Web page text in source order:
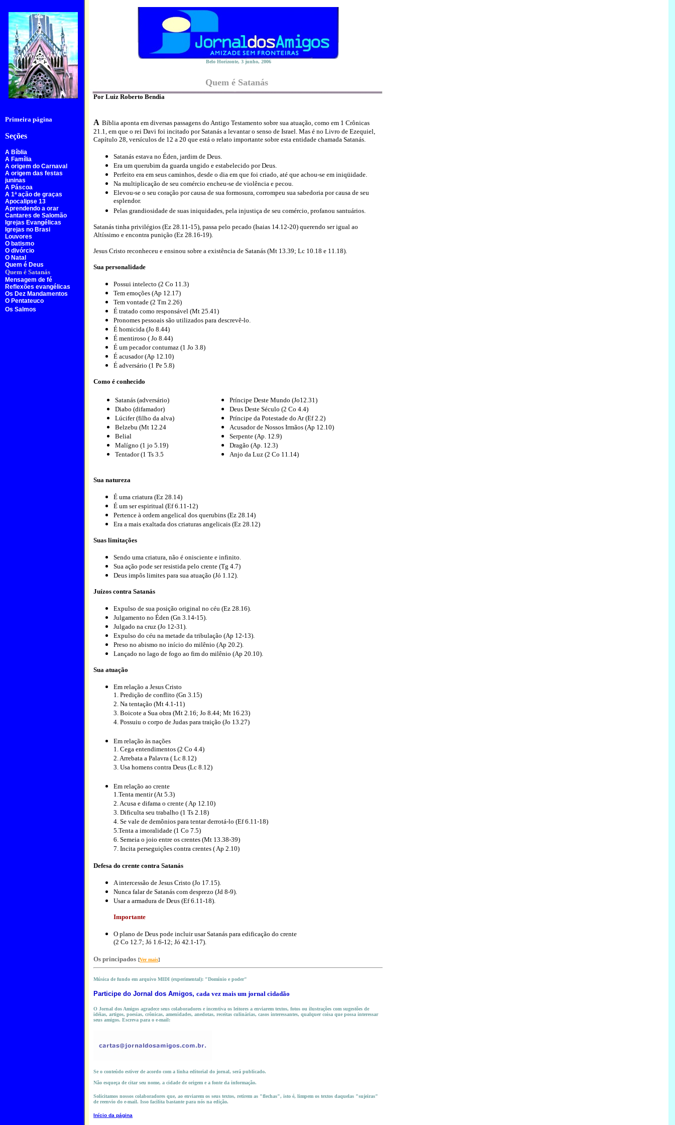
Primeira página
Por Luiz Roberto Bendia
A Bíblia aponta em diversas passagens do Antigo Testamento sobre sua atuação, como em 1 Crônicas
21.1, em que o rei Davi foi incitado por Satanás a levantar o senso de Israel. Mas é no Livro de Ezequiel,
Capítulo 28, versículos de 12 a 20 que está o relato importante sobre esta entidade chamada Satanás.
Satanás estava no Éden, jardim de Deus.
Era um querubim da guarda ungido e estabelecido por Deus.
Perfeito era em seus caminhos, desde o dia em que foi criado, até que achou-se em iniqüidade.
Na multiplicação de seu comércio encheu-se de violência e pecou.
Elevou-se o seu coração por causa de sua formosura, corrompeu sua sabedoria por causa de seu
esplendor.
Pelas grandiosidade de suas iniquidades, pela injustiça de seu comércio, profanou santuários.
Satanás tinha privilégios (Ez 28.11-15), passa pelo pecado (Isaias 14.12-20) querendo ser igual ao
Altíssimo e encontra punição (Ez 28.16-19).
Jesus Cristo reconheceu e ensinou sobre a existência de Satanás (Mt 13.39; Lc 10.18 e 11.18).
Sua personalidade
Possui intelecto (2 Co 11.3)
Tem emoções (Ap 12.17)
Tem vontade (2 Tm 2.26)
É tratado como responsável (Mt 25.41)
Pronomes pessoais são utilizados para descrevê-lo.
É homicida (Jo 8.44)
É mentiroso ( Jo 8.44)
É um pecador contumaz (1 Jo 3.8)
É acusador (Ap 12.10)
É adversário (1 Pe 5.8)
Como é conhecido
Satanás (adversário)
Diabo (difamador)
Lúcifer (filho da alva)
Belzebu (Mt 12.24
Belial
Malígno (1 jo 5.19)
Tentador (1 Ts 3.5
Príncipe Deste Mundo (Jo12.31)
Deus Deste Século (2 Co 4.4)
Príncipe da Potestade do Ar (Ef 2.2)
Acusador de Nossos Irmãos (Ap 12.10)
Serpente (Ap. 12.9)
Dragão (Ap. 12.3)
Anjo da Luz (2 Co 11.14)
Sua natureza
É uma criatura (Ez 28.14)
É um ser espiritual (Ef 6.11-12)
Pertence à ordem angelical dos querubins (Ez 28.14)
Era a mais exaltada dos criaturas angelicais (Ez 28.12)
Suas limitações
Sendo uma criatura, não é onisciente e infinito.
Sua ação pode ser resistida pelo crente (Tg 4.7)
Deus impôs limites para sua atuação (Jó 1.12).
Juízos contra Satanás
Expulso de sua posição original no céu (Ez 28.16).
Julgamento no Éden (Gn 3.14-15).
Julgado na cruz (Jo 12-31).
Expulso do céu na metade da tribulação (Ap 12-13).
Preso no abismo no início do milênio (Ap 20.2).
Lançado no lago de fogo ao fim do milênio (Ap 20.10).
Sua atuação
Em relação a Jesus Cristo
1. Predição de conflito (Gn 3.15)
2. Na tentação (Mt 4.1-11)
3. Boicote a Sua obra (Mt 2.16; Jo 8.44; Mt 16.23)
4. Possuiu o corpo de Judas para traição (Jo 13.27)
Em relação às nações
1. Cega entendimentos (2 Co 4.4)
2. Arrebata a Palavra ( Lc 8.12)
3. Usa homens contra Deus (Lc 8.12)
Em relação ao crente
1.Tenta mentir (At 5.3)
2. Acusa e difama o crente ( Ap 12.10)
3. Dificulta seu trabalho (1 Ts 2.18)
4. Se vale de demônios para tentar derrotá-lo (Ef 6.11-18)
5.Tenta a imoralidade (1 Co 7.5)
6. Semeia o joio entre os crentes (Mt 13.38-39)
7. Incita perseguições contra crentes ( Ap 2.10)
Defesa do crente contra Satanás
A intercessão de Jesus Cristo (Jo 17.15).
Nunca falar de Satanás com desprezo (Jd 8-9).
Usar a armadura de Deus (Ef 6.11-18).
Importante
O plano de Deus pode incluir usar Satanás para edificação do crente
(2 Co 12.7; Jó 1.6-12; Jó 42.1-17).
Os principados [Ver mais]
Música de fundo em arquivo MIDI (experimental): "Domínio e poder"
Participe do Jornal dos Amigos, cada vez mais um jornal cidadão
O Jornal dos Amigos agradece seus colaboradores e incentiva os leitores a enviarem textos, fotos ou ilustrações com sugestões de
idéias, artigos, poesias, crônicas, amenidades, anedotas, receitas culinárias, casos interessantes, qualquer coisa que possa interessar
seus amigos. Escreva para o e-mail:
Se o conteúdo estiver de acordo com a linha editorial do jornal, será publicado.
Não esqueça de citar seu nome, a cidade de origem e a fonte da informação.
Solicitamos nossos colaboradores que, ao enviarem os seus textos, retirem as "flechas", isto é, limpem os textos daquelas "sujeiras"
de reenvio do e-mail. Isso facilita bastante para nós na edição.
Início da página
Seções
A Bíblia
A Família
A origem do Carnaval
A origem das festas
juninas
A Páscoa
A 1ª ação de graças
Apocalipse 13
Aprendendo a orar
Cantares de Salomão
Igrejas Evangélicas
Igrejas no Brasi
Louvores
O batismo
O divórcio
O Natal
Quem é Deus
Quem é Satanás
Mensagem de fé
Reflexões evangélicas
Os Dez Mandamentos
O Pentateuco
Os Salmos
Quem é Satanás
Belo Horizonte, 3 junho, 2006